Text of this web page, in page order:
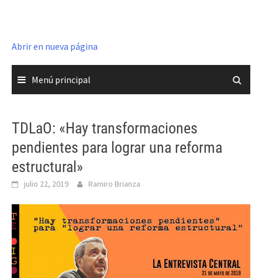
Abrir en nueva página
Menú principal
TDLaO: «Hay transformaciones
pendientes para lograr una reforma
estructural»
julio 22, 2019 Ramiro Brianza